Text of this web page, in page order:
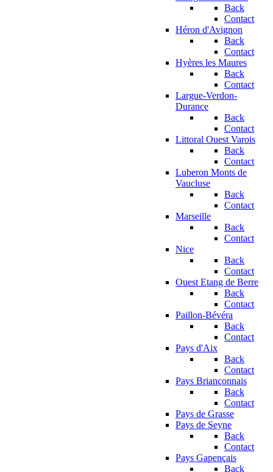
Back
Contact
Héron d'Avignon
Back
Contact
Hyères les Maures
Back
Contact
Largue-Verdon-
Durance
Back
Contact
Littoral Ouest Varois
Back
Contact
Luberon Monts de
Vaucluse
Back
Contact
Marseille
Back
Contact
Nice
Back
Contact
Ouest Etang de Berre
Back
Contact
Paillon-Bévéra
Back
Contact
Pays d'Aix
Back
Contact
Pays Briançonnais
Back
Contact
Pays de Grasse
Pays de Seyne
Back
Contact
Pays Gapençais
Back